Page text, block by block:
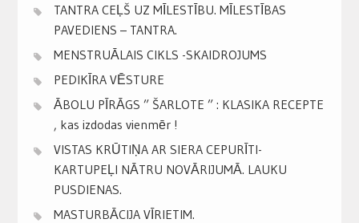
TANTRA CEĻŠ UZ MĪLESTĪBU. MĪLESTĪBAS
PAVEDIENS – TANTRA.
MENSTRUĀLAIS CIKLS -SKAIDROJUMS
PEDIKĪRA VĒSTURE
ĀBOLU PĪRĀGS ” ŠARLOTE ” : KLASIKA RECEPTE
, kas izdodas vienmēr !
VISTAS KRŪTIŅA AR SIERA CEPURĪTI-
KARTUPEĻI NĀTRU NOVĀRIJUMĀ. LAUKU
PUSDIENAS.
MASTURBĀCIJA VĪRIETIM.